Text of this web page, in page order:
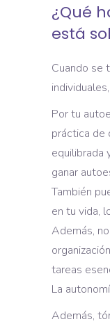
¿Qué
está
Cuando se
Por tu
práctica de
equilibrada
ganar
También
en tu vida,
Además,
tareas
La
Además,